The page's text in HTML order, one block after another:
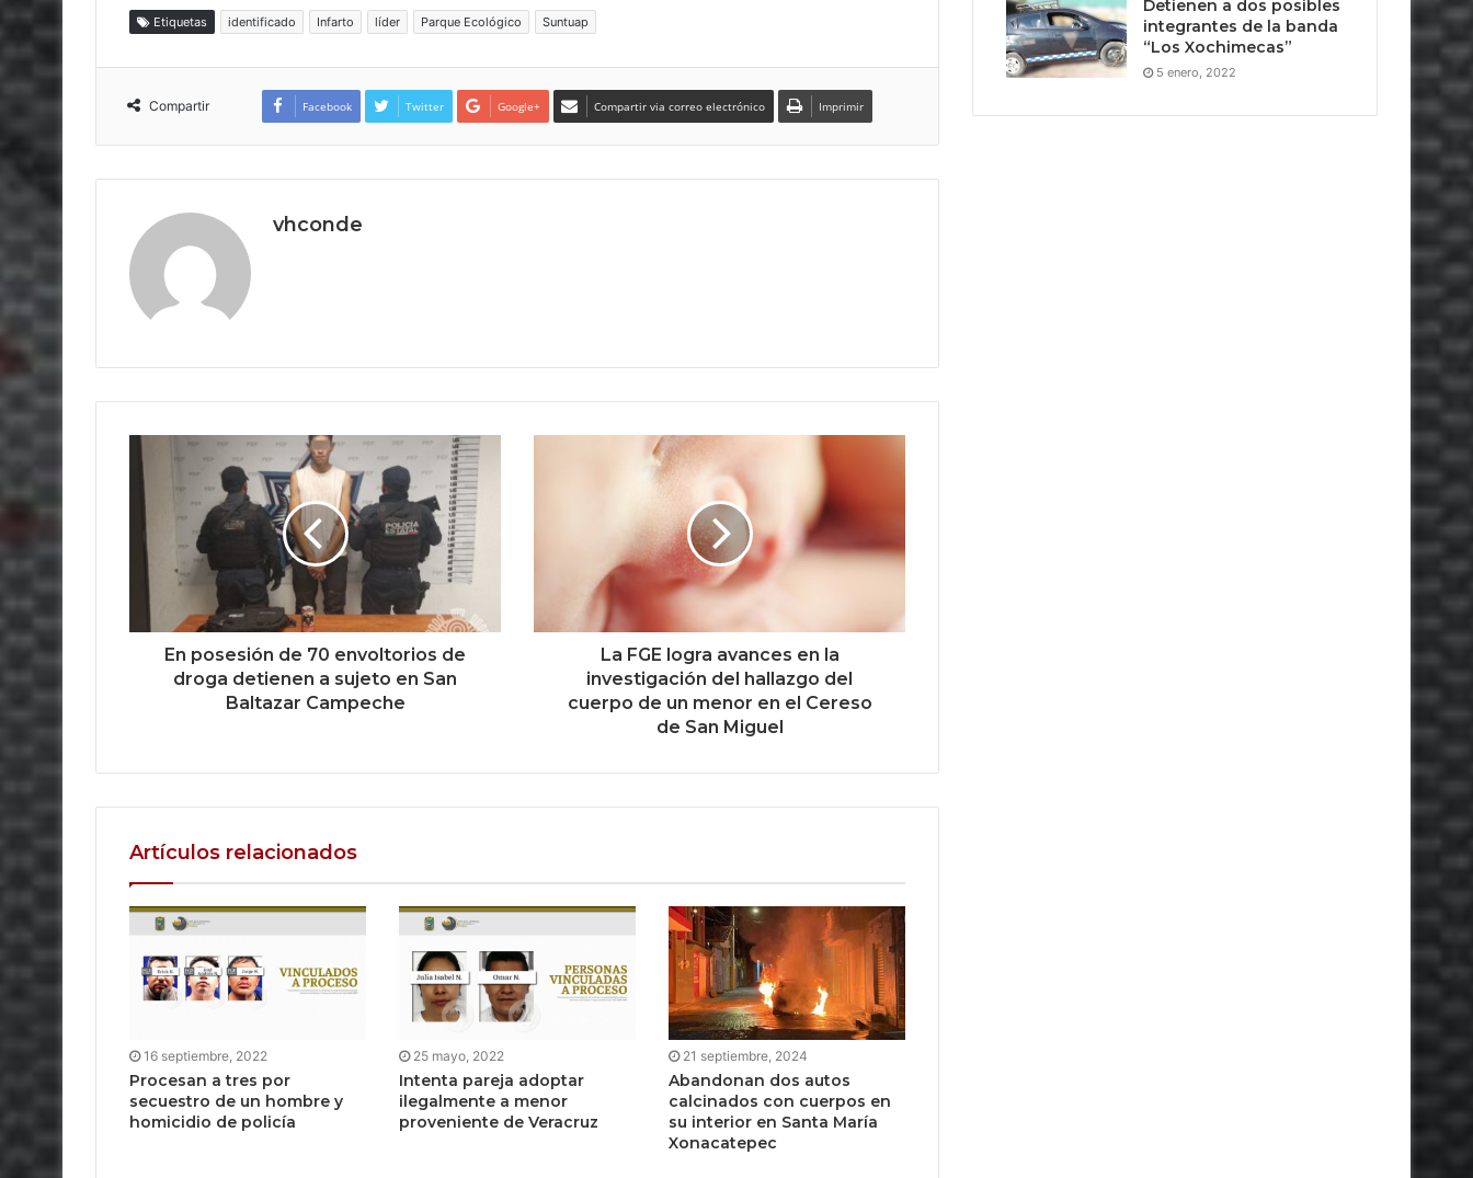
Etiquetas identificado Infarto líder Parque Ecológico Suntuap
Compartir Facebook Twitter Google+ Compartir via correo electrónico Imprimir
vhconde
En posesión de 70 envoltorios de
droga detienen a sujeto en San
Baltazar Campeche
La FGE logra avances en la
investigación del hallazgo del
cuerpo de un menor en el Cereso
de San Miguel
Artículos relacionados
16 septiembre, 2022
Procesan a tres por
secuestro de un hombre y
homicidio de policía
25 mayo, 2022
Intenta pareja adoptar
ilegalmente a menor
proveniente de Veracruz
21 septiembre, 2024
Abandonan dos autos
calcinados con cuerpos en
su interior en Santa María
Xonacatepec
Detienen a dos posibles
integrantes de la banda
“Los Xochimecas”
5 enero, 2022